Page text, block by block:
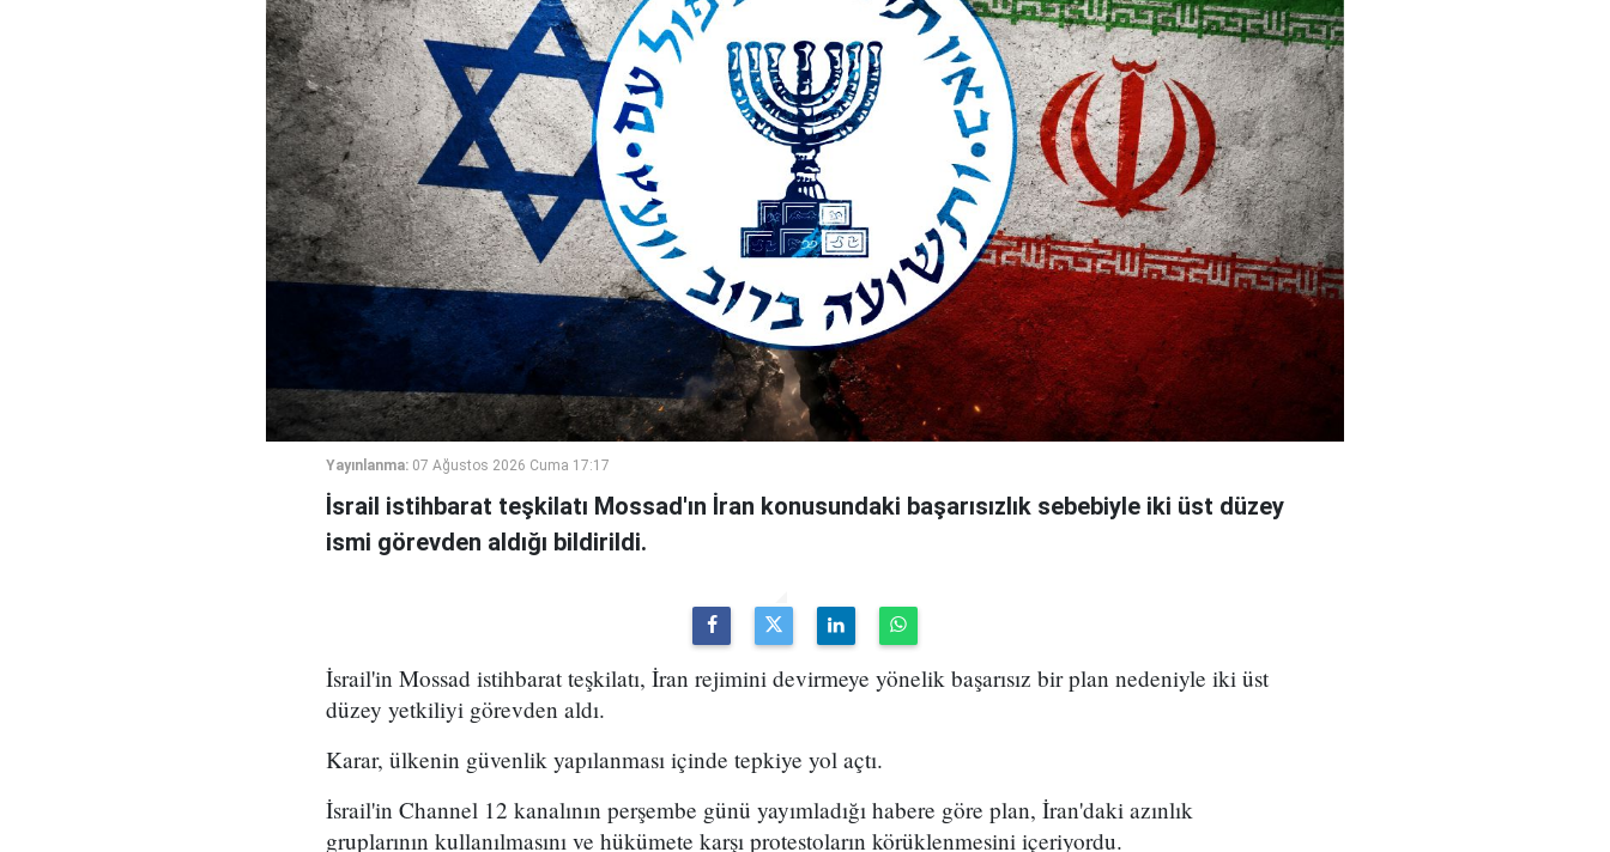
Yayınlanma: 07 Ağustos 2026 Cuma 17:17
İsrail istihbarat teşkilatı Mossad'ın İran konusundaki başarısızlık sebebiyle iki üst düzey
ismi görevden aldığı bildirildi.
İsrail'in Mossad istihbarat teşkilatı, İran rejimini devirmeye yönelik başarısız bir plan nedeniyle iki üst
düzey yetkiliyi görevden aldı.
Karar, ülkenin güvenlik yapılanması içinde tepkiye yol açtı.
İsrail'in Channel 12 kanalının perşembe günü yayımladığı habere göre plan, İran'daki azınlık
gruplarının kullanılmasını ve hükümete karşı protestoların körüklenmesini içeriyordu.